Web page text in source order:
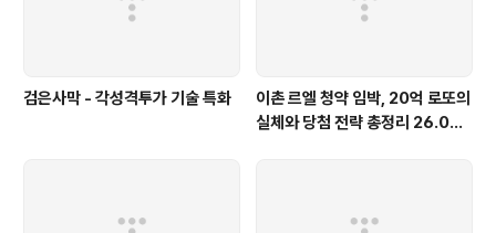
검은사막 - 각성격투가 기술 특화
이촌 르엘 청약 임박, 20억 로또의
실체와 당첨 전략 총정리 26.04